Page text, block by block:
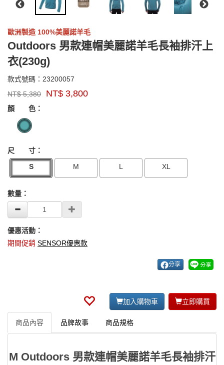
歐洲製造 100%美麗諾羊毛
Outdoors 男款連帽美麗諾羊毛長袖排汗上
衣(230g)
款式號碼： 23200057
牌：
sensor
NT$5,380 NT$ 3,800
GOODS000000000000004088517
顏 色：
尺 寸：
S
M L XL
數量：
優惠活動：
期間促銷 SENSOR優惠款
分享
加入購物車 立即購買
商品內容 品牌故事 商品規格
M Outdoors 男款連帽美麗諾羊毛長袖排汗